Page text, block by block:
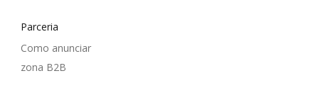
Parceria
Como anunciar
zona B2B